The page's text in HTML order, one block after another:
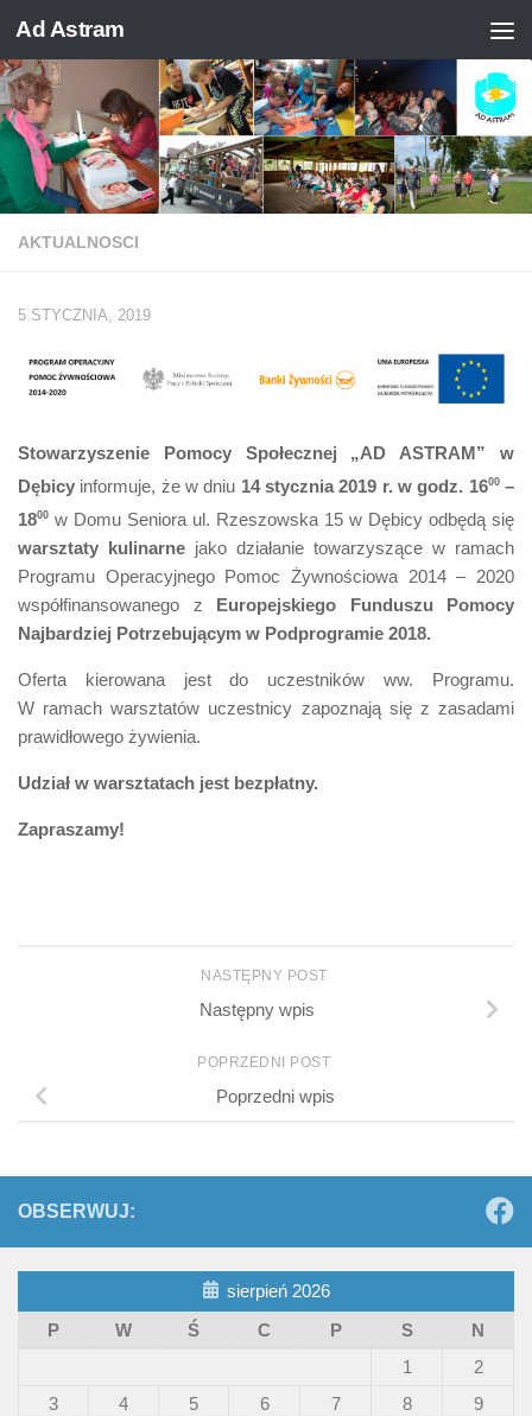
Skip to content
Ad Astram
AKTUALNOSCI
5 STYCZNIA, 2019
Stowarzyszenie Pomocy Społecznej „AD ASTRAM” w
Dębicy informuje, że w dniu 14 stycznia 2019 r. w godz. 1600–
1800 w Domu Seniora ul. Rzeszowska 15 w Dębicy odbędą się
warsztaty kulinarne jako działanie towarzyszące w ramach
Programu Operacyjnego Pomoc Żywnościowa 2014 – 2020
współfinansowanego z Europejskiego Funduszu Pomocy
Najbardziej Potrzebującym w Podprogramie 2018.
Oferta kierowana jest do uczestników ww. Programu.
W ramach warsztatów uczestnicy zapoznają się z zasadami
prawidłowego żywienia.
Udział w warsztatach jest bezpłatny.
Zapraszamy!
NASTĘPNY POST
Następny wpis
POPRZEDNI POST
Poprzedni wpis
OBSERWUJ:
sierpień 2026
P
W Ś C P S
N
1
2
3
4 5 6 7 8
9